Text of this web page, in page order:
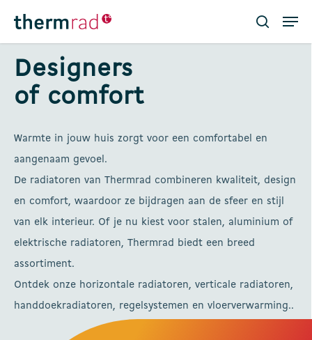
Designers
of comfort
Warmte in jouw huis zorgt voor een comfortabel en
aangenaam gevoel.
De radiatoren van Thermrad combineren kwaliteit, design
en comfort, waardoor ze bijdragen aan de sfeer en stijl
van elk interieur. Of je nu kiest voor stalen, aluminium of
elektrische radiatoren, Thermrad biedt een breed
assortiment.
Ontdek onze horizontale radiatoren, verticale radiatoren,
handdoekradiatoren, regelsystemen en vloerverwarming..
Close